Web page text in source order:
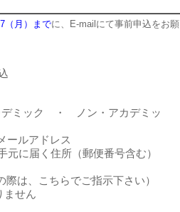
（月）までに、E-mailにて事前申込をお願
デミック ・ ノン・アカデミッ
ールアドレス
に届く住所（郵便番号含む）
は、こちらでご指示下さい）
せん